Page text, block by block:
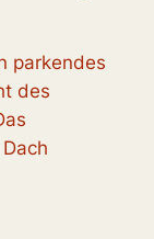
parkendes
des